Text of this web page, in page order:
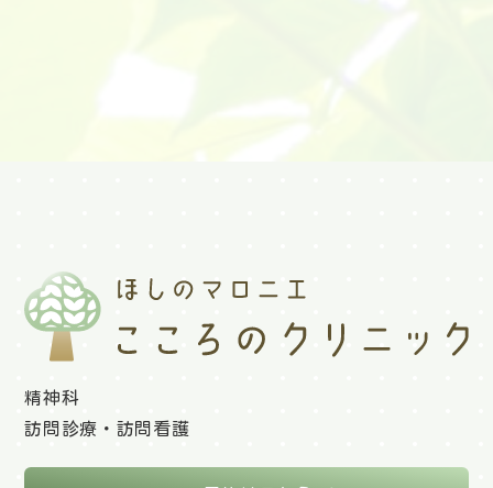
精神科
訪問診療・訪問看護